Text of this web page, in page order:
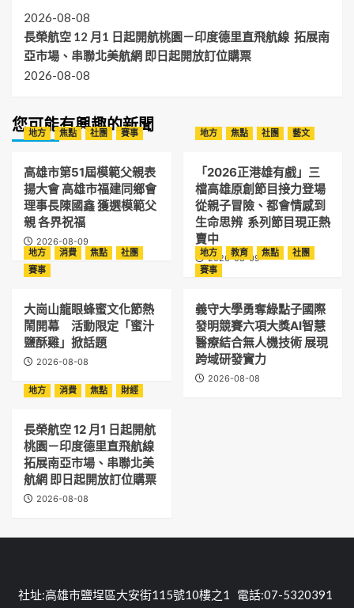
2026-08-08
長榮航空 12 月1 日起開航桃園－印度德里直飛航線 拓展南
亞市場、串聯北美航網 即日起開放訂位購票
2026-08-08
您可能有興趣的新聞
地方 焦點 社團 賽事
高雄市第51屆模範父親表
揚大會 高雄市福建同鄉會
理事長陳國鑫 獲選模範父
親 各界祝福
2026-08-09
地方 焦點 社團 藝文
「2026正港雄有戲」三
檔高雄原創節目接力登場
從親子冒險、都會情感到
生命思辨 系列節目現正熱
賣中
2026-08-09
地方 消費 焦點
社團
賽事
大崗山龍眼蜂蜜文化節熱
鬧開幕 活動限定「蜜汁
鹽酥雞」掀話題
2026-08-08
地方 教育 焦點
社團
賽事
義守大學勇奪綠點子國際
發明競賽六項大獎AI智慧
醫療結合無人機技術 展現
跨域研發實力
2026-08-08
地方
消費 焦點 財經
長榮航空 12 月1 日起開航
桃園－印度德里直飛航線
拓展南亞市場、串聯北美
航網 即日起開放訂位購票
2026-08-08
社址:高雄市鹽埕區大安街115號10樓之1 電話:07-5320391